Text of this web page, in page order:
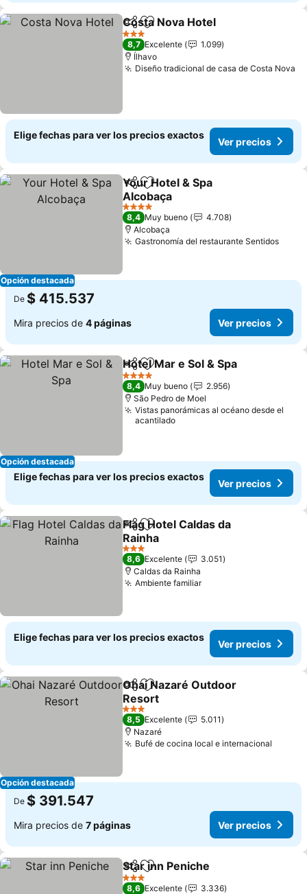
CompartirAgregar a favoritos
Costa Nova Hotel
3 Estrellas
8,7 Excelente
1.099
Ílhavo
Diseño tradicional de casa de Costa Nova
Elige fechas para ver los precios exactos
Ver precios
Opción destacada
Compartir
Agregar a favoritos
Your Hotel & Spa
Alcobaça
4 Estrellas
8,4 Muy bueno
4.708
Alcobaça
Gastronomía del restaurante Sentidos
De $ 415.537
Mira precios de 4 páginas Ver precios
Opción destacada
CompartirAgregar a favoritos
Hotel Mar e Sol & Spa
4 Estrellas
8,4 Muy bueno
2.956
São Pedro de Moel
Vistas panorámicas al océano desde el
acantilado
Elige fechas para ver los precios exactos
Ver precios
CompartirAgregar a favoritos
Flag Hotel Caldas da
Rainha
3 Estrellas
8,6 Excelente
3.051
Caldas da Rainha
Ambiente familiar
Elige fechas para ver los precios exactos
Ver precios
Opción destacada
CompartirAgregar a favoritos
Ohai Nazaré Outdoor
Resort
3 Estrellas
8,5 Excelente
5.011
Nazaré
Bufé de cocina local e internacional
De $ 391.547
Mira precios de 7 páginas Ver precios
CompartirAgregar a favoritos
Star inn Peniche
3 Estrellas
8,6 Excelente
3.336